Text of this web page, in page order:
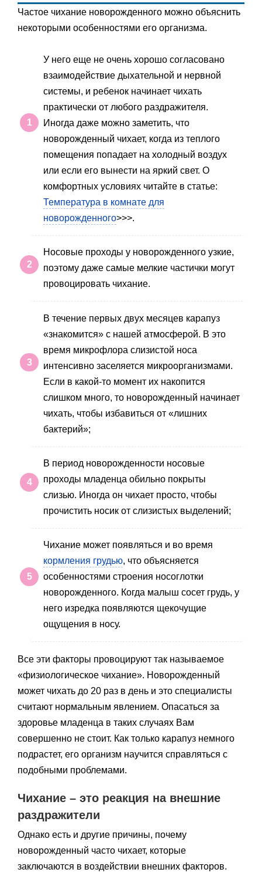
Частое чихание новорожденного можно объяснить
некоторыми особенностями его организма.
У него еще не очень хорошо согласовано
взаимодействие дыхательной и нервной
системы, и ребенок начинает чихать
практически от любого раздражителя.
Иногда даже можно заметить, что
новорожденный чихает, когда из теплого
помещения попадает на холодный воздух
или если его вынести на яркий свет. О
комфортных условиях читайте в статье:
Температура в комнате для
новорожденного>>>.
Носовые проходы у новорожденного узкие,
поэтому даже самые мелкие частички могут
провоцировать чихание.
В течение первых двух месяцев карапуз
«знакомится» с нашей атмосферой. В это
время микрофлора слизистой носа
интенсивно заселяется микроорганизмами.
Если в какой-то момент их накопится
слишком много, то новорожденный начинает
чихать, чтобы избавиться от «лишних
бактерий»;
В период новорожденности носовые
проходы младенца обильно покрыты
слизью. Иногда он чихает просто, чтобы
прочистить носик от слизистых выделений;
Чихание может появляться и во время
кормления грудью, что объясняется
особенностями строения носоглотки
новорожденного. Когда малыш сосет грудь, у
него изредка появляются щекочущие
ощущения в носу.
Все эти факторы провоцируют так называемое
«физиологическое чихание». Новорожденный
может чихать до 20 раз в день и это специалисты
считают нормальным явлением. Опасаться за
здоровье младенца в таких случаях Вам
совершенно не стоит. Как только карапуз немного
подрастет, его организм научится справляться с
подобными проблемами.
Чихание – это реакция на внешние
раздражители
Однако есть и другие причины, почему
новорожденный часто чихает, которые
заключаются в воздействии внешних факторов.